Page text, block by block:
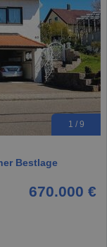
1 / 9
Bestlage
670.000 €